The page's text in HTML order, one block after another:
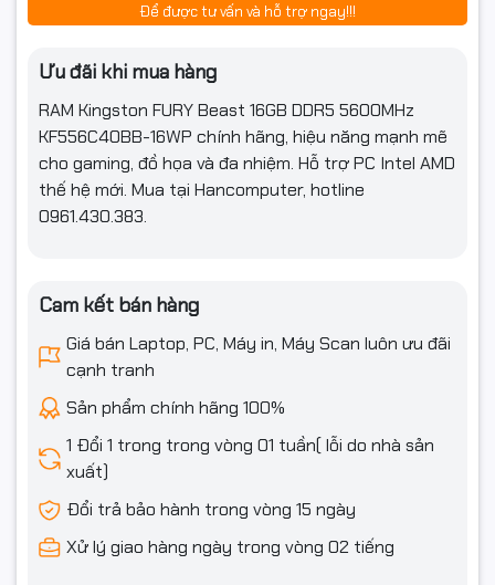
Để được tư vấn và hỗ trợ ngay!!!
Ưu đãi khi mua hàng
RAM Kingston FURY Beast 16GB DDR5 5600MHz
KF556C40BB-16WP chính hãng, hiệu năng mạnh mẽ
cho gaming, đồ họa và đa nhiệm. Hỗ trợ PC Intel AMD
thế hệ mới. Mua tại Hancomputer, hotline
0961.430.383.
Cam kết bán hàng
Giá bán Laptop, PC, Máy in, Máy Scan luôn ưu đãi
cạnh tranh
Sản phẩm chính hãng 100%
1 Đổi 1 trong trong vòng 01 tuần( lỗi do nhà sản
xuất)
Đổi trả bảo hành trong vòng 15 ngày
Xử lý giao hàng ngày trong vòng 02 tiếng